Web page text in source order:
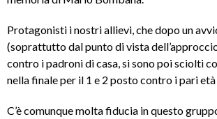
Protagonisti i nostri allievi, che dopo un
(soprattutto dal punto di vista
contro i padroni di casa, si sono poi sciolti
nella finale per il 1 e 2 posto contro i pari età
C’è comunque molta fiducia in questo